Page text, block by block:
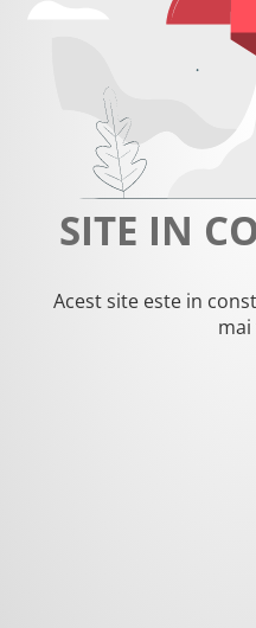
SITE IN
Acest site este in